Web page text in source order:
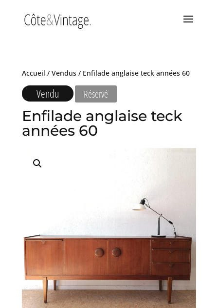
Accueil / Vendus/ Enfilade anglaise teck années 60
Vendu Réservé
Enfilade anglaise teck
années 60